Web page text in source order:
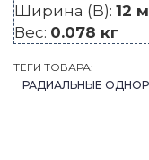
Ширина (B): 12
Вес: 0.078 кг
ТЕГИ ТОВАРА:
РАДИАЛЬНЫЕ